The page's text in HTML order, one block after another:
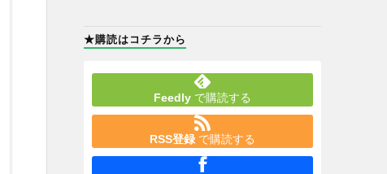
★購読はコチラから
Feedly で購読する
RSS登録 で購読する